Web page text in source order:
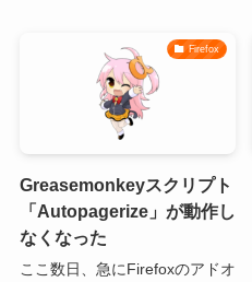
Firefox
Greasemonkeyスクリプト
「Autopagerize」が動作し
なくなった
ここ数日、急にFirefoxのアドオ